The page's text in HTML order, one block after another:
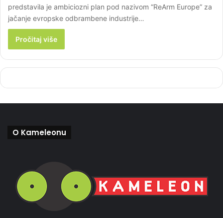
predstavila je ambiciozni plan pod nazivom “ReArm Europe” za
jačanje evropske odbrambene industrije…
Pročitaj više
O Kameleonu